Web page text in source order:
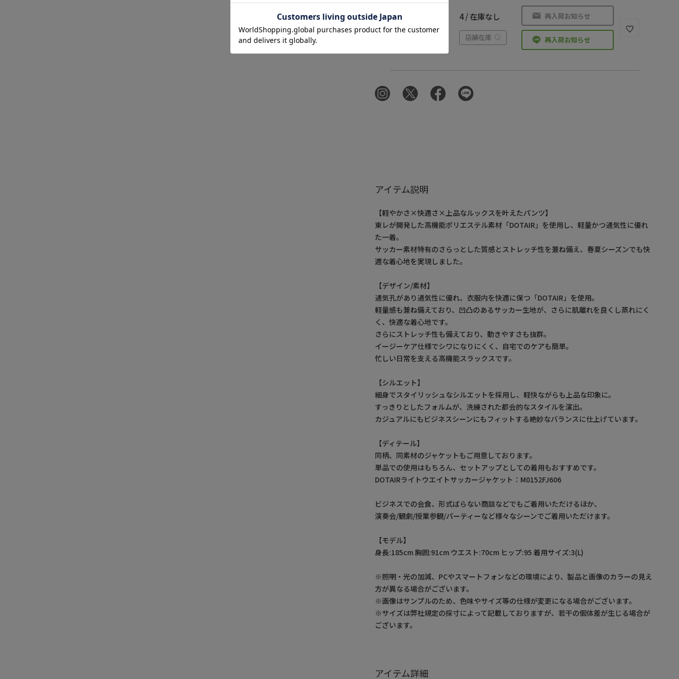
4 / 在庫なし
店舗在庫
再入荷お知らせ
再入荷お知らせ
アイテム説明
【軽やかさ×快適さ×上品なルックスを叶えたパンツ】
東レが開発した高機能ポリエステル素材「DOTAIR」を使用し、軽量かつ通気性に優れ
た一着。
サッカー素材特有のさらっとした質感とストレッチ性を兼ね備え、春夏シーズンでも快
適な着心地を実現しました。
【デザイン/素材】
通気孔があり通気性に優れ、衣服内を快適に保つ「DOTAIR」を使用。
軽量感も兼ね備えており、凹凸のあるサッカー生地が、さらに肌離れを良くし蒸れにく
く、快適な着心地です。
さらにストレッチ性も備えており、動きやすさも抜群。
イージーケア仕様でシワになりにくく、自宅でのケアも簡単。
忙しい日常を支える高機能スラックスです。
【シルエット】
細身でスタイリッシュなシルエットを採用し、軽快ながらも上品な印象に。
すっきりとしたフォルムが、洗練された都会的なスタイルを演出。
カジュアルにもビジネスシーンにもフィットする絶妙なバランスに仕上げています。
【ディテール】
同柄、同素材のジャケットもご用意しております。
単品での使用はもちろん、セットアップとしての着用もおすすめです。
DOTAIRライトウエイトサッカージャケット：M0152FJ606
ビジネスでの会食、形式ばらない商談などでもご着用いただけるほか、
演奏会/観劇/授業参観/パーティーなど様々なシーンでご着用いただけます。
【モデル】
身長:185cm 胸囲:91cm ウエスト:70cm ヒップ:95 着用サイズ:3(L)
※照明・光の加減、PCやスマートフォンなどの環境により、製品と画像のカラーの見え
方が異なる場合がございます。
※画像はサンプルのため、色味やサイズ等の仕様が変更になる場合がございます。
※サイズは弊社規定の採寸によって記載しておりますが、若干の個体差が生じる場合が
ございます。
アイテム詳細